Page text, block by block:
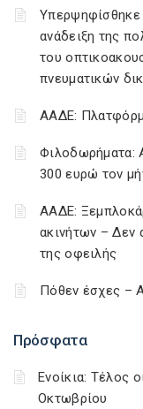
Πρόσφατα
Ενοίκια: Τέλος
Οκτωβρίου
Υπερψηφίσθηκε
ανάδειξη της
του
πνευματικών
ΑΑΔΕ:
Φιλοδωρήματα:
300 ευρώ τον
ΑΑΔΕ:
ακινήτων – Δεν
της οφειλής
Πόθεν έσχες –